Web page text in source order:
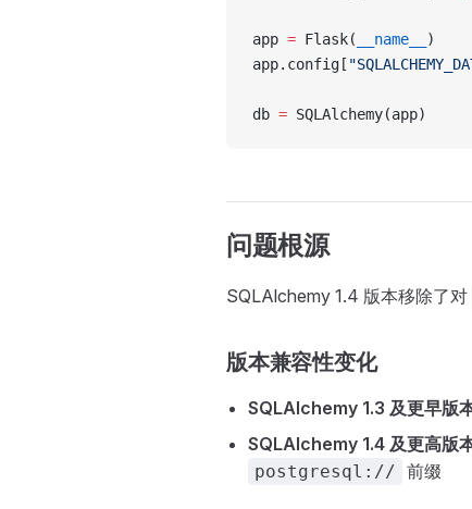
app = Flask( __name__
)
app.config[
db = SQLAlchemy(app)
问题根源
SQLAlchemy 1.4 版本移除了对
版本兼容性变化
SQLAlchemy 1.3 及更早版
SQLAlchemy 1.4 及更高版
postgresql:// 前缀